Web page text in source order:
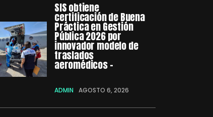
SIS obtiene
certificación de Buena
Práctica en Gestión
Pública 2026 por
innovador modelo de
traslados
aeromédicos –
ADMIN AGOSTO 6, 2026